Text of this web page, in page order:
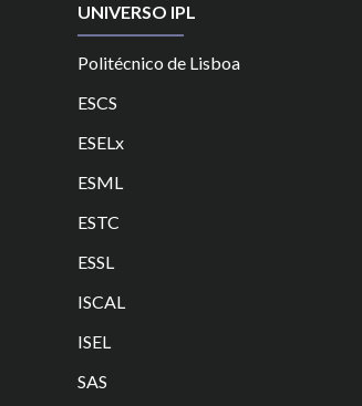
UNIVERSO IPL
Politécnico de Lisboa
ESCS
ESELx
ESML
ESTC
ESSL
ISCAL
ISEL
SAS